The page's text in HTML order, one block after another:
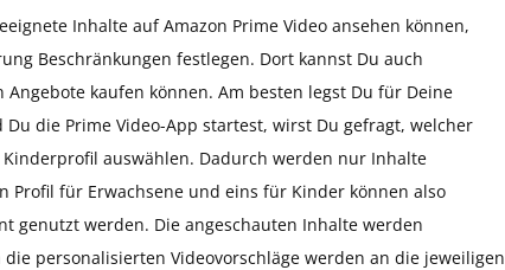
Inhalte auf Amazon Prime Video ansehen können,
Beschränkungen festlegen. Dort kannst Du auch
kaufen können. Am besten legst Du für Deine
die Prime Video-App startest, wirst Du gefragt, welcher
auswählen. Dadurch werden nur Inhalte
Profil für Erwachsene und eins für Kinder können also
genutzt werden. Die angeschauten Inhalte werden
personalisierten Videovorschläge werden an die jeweiligen